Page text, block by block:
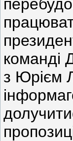
команді
з Юрієм